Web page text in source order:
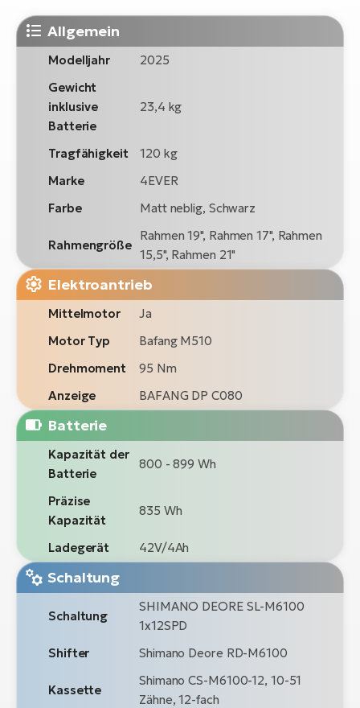
Allgemein
Modelljahr
2025
Gewicht
inklusive
Batterie
23,4 kg
Tragfähigkeit
120 kg
Marke
4EVER
Farbe
Matt neblig, Schwarz
Rahmengröße
Rahmen 19", Rahmen 17", Rahmen
15,5", Rahmen 21"
Elektroantrieb
Mittelmotor
Ja
Motor Typ
Bafang M510
Drehmoment
95 Nm
Anzeige
BAFANG DP C080
Batterie
Kapazität der
Batterie
800 - 899 Wh
Präzise
Kapazität
835 Wh
Ladegerät 42V/4Ah
Schaltung
Schaltung
SHIMANO DEORE SL-M6100
1x12SPD
Shifter
Shimano Deore RD-M6100
Kassette
Shimano CS-M6100-12, 10-51
Zähne, 12-fach